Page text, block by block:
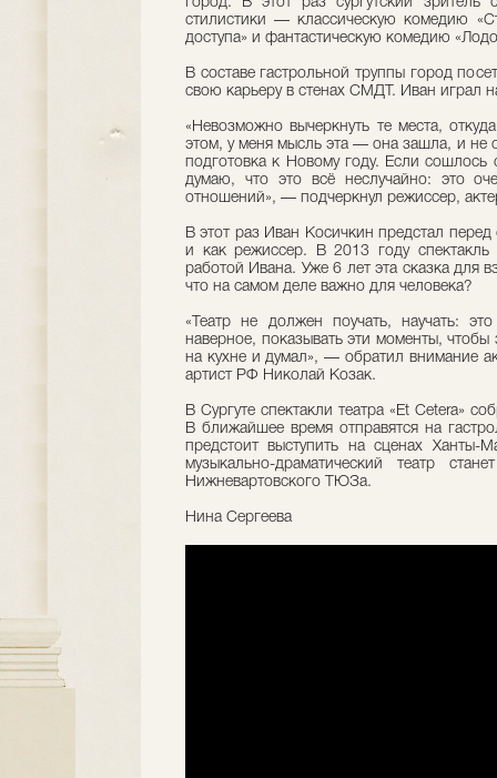
стилистики — классическую комедию
доступа» и фантастическую комедию
В составе гастрольной труппы город
свою карьеру в стенах СМДТ. Иван играл
«Невозможно вычеркнуть те места,
этом, у меня мысль эта — она зашла, и не
подготовка к Новому году. Если сошлось
думаю, что это всё неслучайно: это
отношений», — подчеркнул режиссер,
В этот раз Иван Косичкин предстал
и как режиссер. В 2013 году спектакль
работой Ивана. Уже 6 лет эта сказка для
что на самом деле важно для человека?
«Театр не должен поучать, научать:
наверное, показывать эти моменты,
на кухне и думал», — обратил внимание
артист РФ Николай Козак.
В Сургуте спектакли театра «Et Cetera»
В ближайшее время отправятся на
предстоит выступить на сценах
музыкально-драматический театр
Нижневартовского ТЮЗа.
Нина Сергеева